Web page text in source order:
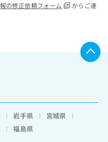
の修正依頼フォーム
からご連
岩手県
宮城県
福島県